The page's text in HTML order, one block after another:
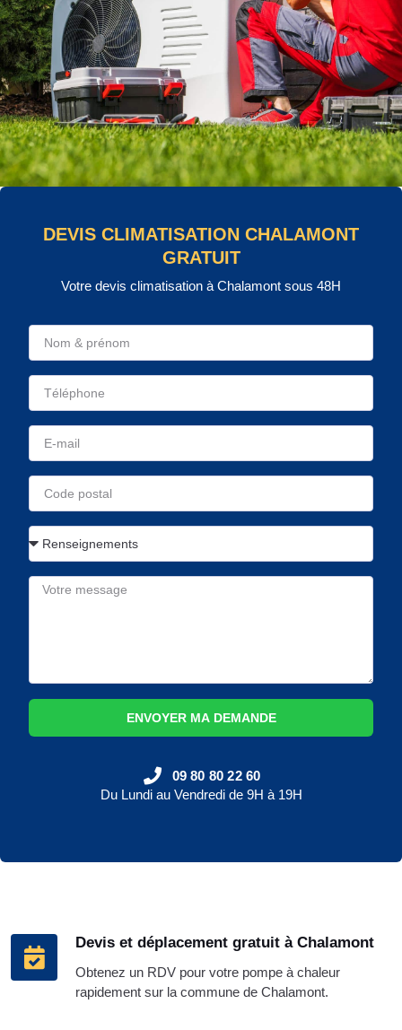
Devis et déplacement gratuit à Chalamont
Obtenez un RDV pour votre pompe à chaleur
rapidement sur la commune de Chalamont.
DEVIS CLIMATISATION CHALAMONT
GRATUIT
Votre devis climatisation à Chalamont sous 48H
ENVOYER MA DEMANDE
09 80 80 22 60
Du Lundi au Vendredi de 9H à 19H